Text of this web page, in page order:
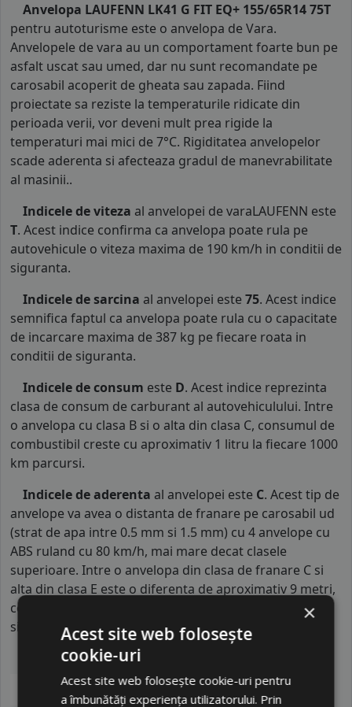
Anvelopa LAUFENN LK41 G FIT EQ+ 155/65R14 75T
pentru autoturisme este o anvelopa de Vara.
Anvelopele de vara au un comportament foarte bun pe
asfalt uscat sau umed, dar nu sunt recomandate pe
carosabil acoperit de gheata sau zapada. Fiind
proiectate sa reziste la temperaturile ridicate din
perioada verii, vor deveni mult prea rigide la
temperaturi mai mici de 7°C. Rigiditatea anvelopelor
scade aderenta si afecteaza gradul de manevrabilitate
al masinii..
Indicele de viteza al anvelopei de varaLAUFENN este
T. Acest indice confirma ca anvelopa poate rula pe
autovehicule o viteza maxima de 190 km/h in conditii de
siguranta.
Indicele de sarcina al anvelopei este 75. Acest indice
semnifica faptul ca anvelopa poate rula cu o capacitate
de incarcare maxima de 387 kg pe fiecare roata in
conditii de siguranta.
Indicele de consum este D. Acest indice reprezinta
clasa de consum de carburant al autovehiculului. Intre
o anvelopa cu clasa B si o alta din clasa C, consumul de
combustibil creste cu aproximativ 1 litru la fiecare 1000
km parcursi.
Indicele de aderenta al anvelopei este C. Acest tip de
anvelope va avea o distanta de franare pe carosabil ud
(strat de apa intre 0.5 mm si 1.5 mm) cu 4 anvelope cu
ABS ruland cu 80 km/h, mai mare decat clasele
superioare. Intre o anvelopa din clasa de franare C si
alta din clasa E este o diferenta de aproximativ 9 metri,
contribuind astfel, la o siguranta mai mare a soferului
si participantilor din trafic.
×
Acest site web folosește
cookie-uri
Acest site web folosește cookie-uri pentru
a îmbunătăți experiența utilizatorului. Prin